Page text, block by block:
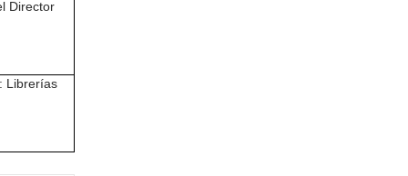
Director
Librerías